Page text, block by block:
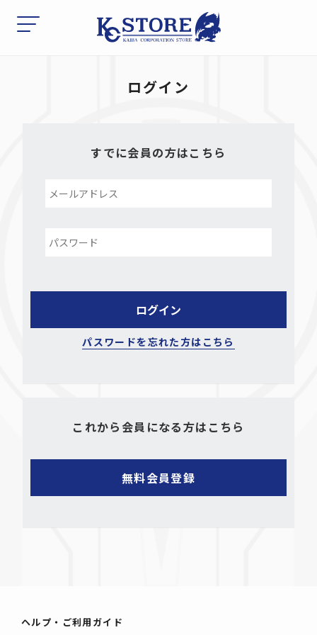
ログイン
すでに会員の方はこちら
パスワードを忘れた方はこちら
これから会員になる方はこちら
ヘルプ・ご利用ガイド